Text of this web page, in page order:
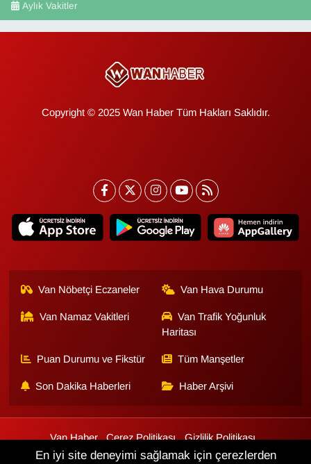
Aylık Vakitler
Copyright © 2025 Wan Haber Tüm Hakları Saklıdır.
Van Nöbetçi Eczaneler Van Hava Durumu
Van Namaz Vakitleri
Van Trafik Yoğunluk
Haritası
Puan Durumu ve Fikstür Tüm Manşetler
Son Dakika Haberleri Haber Arşivi
Van Haber Çerez Politikası
Gizlilik Politikası
Üyelik Sözleşmesi
Veri Politikası Künye İletişim
En iyi site deneyimi sağlamak için çerezlerden